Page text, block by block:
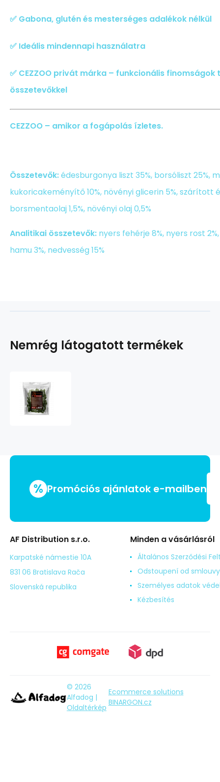
✅ Gabona, glutén és mesterséges adalékok nélkül
✅ Ideális mindennapi használatra
✅ CEZZOO privát márka – funkcionális finomságok
összetevőkkel
CEZZOO – amikor a fogápolás ízletes.
Összetevők:édesburgonya liszt 35%, borsóliszt 25%,
kukoricakeményítő 10%, növényi glicerin 5%, szárított
borsmentaolaj 1,5%, növényi olaj 0,5%
Analitikai összetevők: nyers fehérje 8%, nyers rost
hamu 3%, nedvesség 15%
Nemrég látogatott termékek
% Promóciós ajánlatok e-mailben
AF Distribution s.r.o.
Karpatské námestie 10A
831 06 Bratislava Rača
Slovenská republika
Minden a vásárlásról
Általános Szerződési
Odstoupení od smlouvy
Személyes adatok
Kézbesítés
© 2026
Alfadog |
Oldaltérkép
Ecommerce solutions
BINARGON.cz